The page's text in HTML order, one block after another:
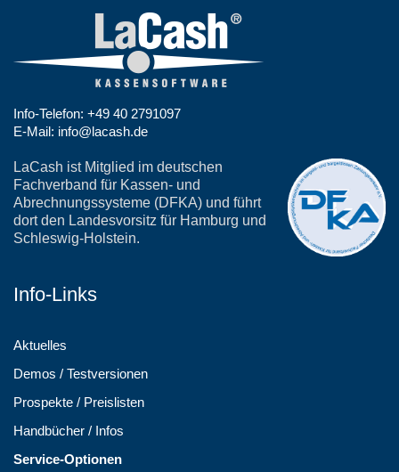
Info-Telefon: +49 40 2791097
E-Mail: info@lacash.de
LaCash ist Mitglied im deutschen
Fachverband für Kassen- und
Abrechnungssysteme (DFKA) und führt
dort den Landesvorsitz für Hamburg und
Schleswig-Holstein.
Info-Links
Aktuelles
Demos / Testversionen
Prospekte / Preislisten
Handbücher / Infos
Service-Optionen